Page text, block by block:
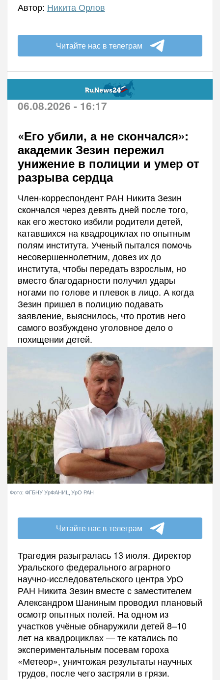
Автор: Никита Орлов
Читайте нас в телеграм
06.08.2026 - 16:17
«Его убили, а не скончался»:
академик Зезин пережил
унижение в полиции и умер от
разрыва сердца
Член-корреспондент РАН Никита Зезин
скончался через девять дней после того,
как его жестоко избили родители детей,
катавшихся на квадроциклах по опытным
полям института. Ученый пытался помочь
несовершеннолетним, довез их до
института, чтобы передать взрослым, но
вместо благодарности получил удары
ногами по голове и плевок в лицо. А когда
Зезин пришел в полицию подавать
заявление, выяснилось, что против него
самого возбуждено уголовное дело о
похищении детей.
Фото: ФГБНУ УрФАНИЦ УрО РАН
Читайте нас в телеграм
Трагедия разыгралась 13 июля. Директор
Уральского федерального аграрного
научно-исследовательского центра УрО
РАН Никита Зезин вместе с заместителем
Александром Шаниным проводил плановый
осмотр опытных полей. На одном из
участков учёные обнаружили детей 8–10
лет на квадроциклах — те катались по
экспериментальным посевам гороха
«Метеор», уничтожая результаты научных
трудов, после чего застряли в грязи.